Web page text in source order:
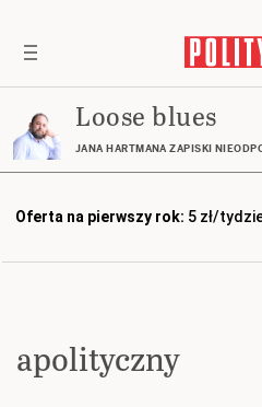
Loose blues
JANA HARTMANA ZAPISKI
Oferta na pierwszy rok: 5 zł/
apolityczny